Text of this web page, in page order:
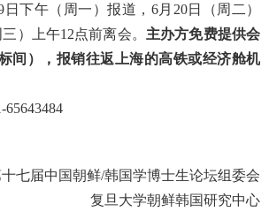
日下午（周一）报道， 6月 20日（周二）
三）上午12点前离会。 主办方免费提供会
间），报销往返上海的高铁或经济舱机
65643484
七届中国朝鲜/韩国学博士生论坛组委会
复旦大学朝鲜韩国研究中心